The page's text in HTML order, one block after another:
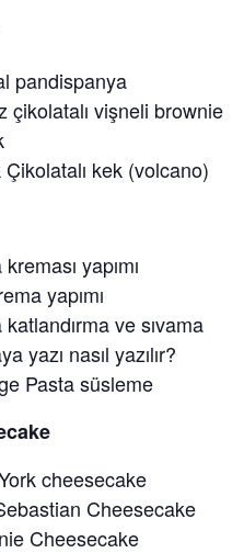
pandispanya
çikolatalı vişneli brownie
Çikolatalı kek (volcano)
yapımı
yapımı
katlandırma ve sıvama
yazı nasıl yazılır?
Pasta süsleme
cheesecake
Cheesecake
Cheesecake